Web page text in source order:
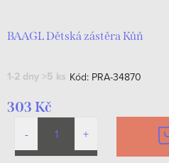
BAAGL Dětská zástěra Kůň
1-2 dny >5 ks Kód: PRA-34870
303 Kč